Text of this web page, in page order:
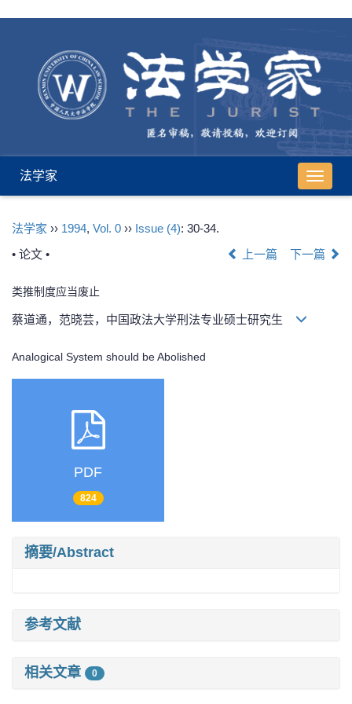
导
航
法学家
法学家 ›› 1994, Vol. 0 ›› Issue (4): 30-34.
• 论文 •
上一篇 下一篇
类推制度应当废止
蔡道通，范晓芸，中国政法大学刑法专业硕士研究生
Analogical System should be Abolished
PDF
824
摘要/Abstract
参考文献
相关文章 0